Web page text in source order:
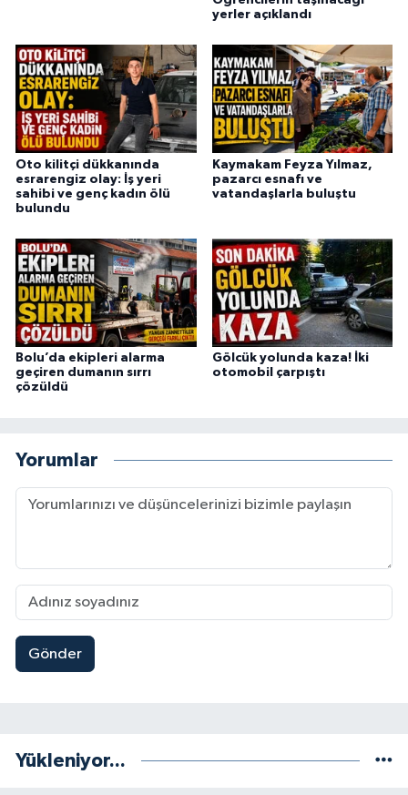
yerler açıklandı
Oto kilitçi dükkanında
esrarengiz olay: İş yeri
sahibi ve genç kadın ölü
bulundu
Kaymakam Feyza Yılmaz,
pazarcı esnafı ve
vatandaşlarla buluştu
Bolu’da ekipleri alarma
geçiren dumanın sırrı
çözüldü
Gölcük yolunda kaza! İki
otomobil çarpıştı
Yorumlar
Gönder
Yükleniyor...